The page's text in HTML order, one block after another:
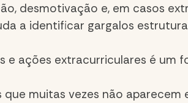
desmotivação e, em casos
a identificar gargalos
e ações extracurriculares é um
muitas vezes não aparecem